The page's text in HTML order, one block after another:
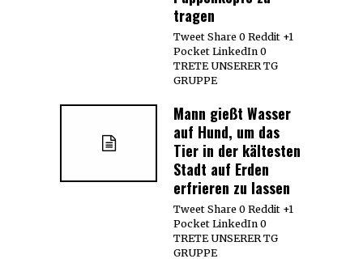
tragen
Tweet Share 0 Reddit +1
Pocket LinkedIn 0
TRETE UNSERER TG
GRUPPE
Mann gießt Wasser
auf Hund, um das
Tier in der kältesten
Stadt auf Erden
erfrieren zu lassen
Tweet Share 0 Reddit +1
Pocket LinkedIn 0
TRETE UNSERER TG
GRUPPE